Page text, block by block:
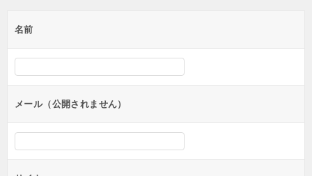
ー
シ
ン
名前
メール（公開されません）